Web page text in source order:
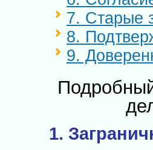
7. Старые
8.
9.
1.